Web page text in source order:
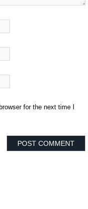
for the next time I